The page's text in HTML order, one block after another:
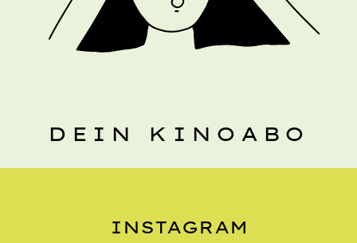
DEIN KINOABO
INSTAGRAM